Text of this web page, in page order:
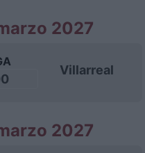
2027
Villarreal
2027